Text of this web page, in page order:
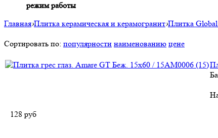
режим работы
Главная›Плитка керамическая и керамогранит›Плитка
Сортировать по: популярности наименованию цене
128 руб